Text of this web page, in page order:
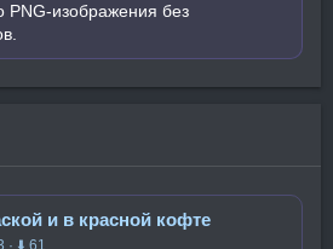
PNG-изображения без
и в красной кофте
· ⬇ 61